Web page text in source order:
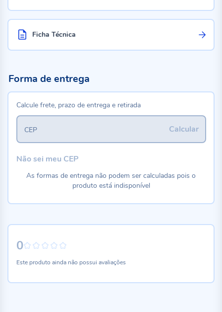
Ficha Técnica
0
Este produto ainda não possui avaliações
Forma de entrega
Calcule frete, prazo de entrega e retirada
Calcular
CEP
Não sei meu CEP
As formas de entrega não podem ser calculadas pois o
produto está indisponível